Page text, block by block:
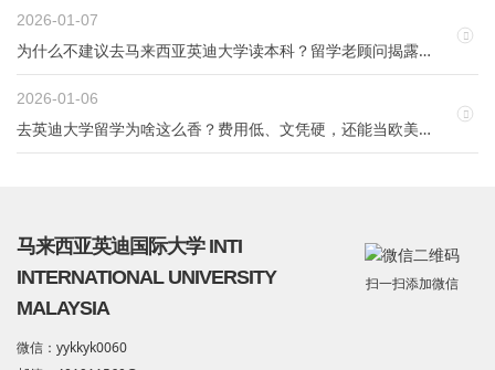
2026-01-07
为什么不建议去马来西亚英迪大学读本科？留学老顾问揭露真实内幕
2026-01-06
去英迪大学留学为啥这么香？费用低、文凭硬，还能当欧美留学跳板
马来西亚英迪国际大学 INTI
INTERNATIONAL UNIVERSITY
MALAYSIA
微信：yykkyk0060
扫一扫添加微信